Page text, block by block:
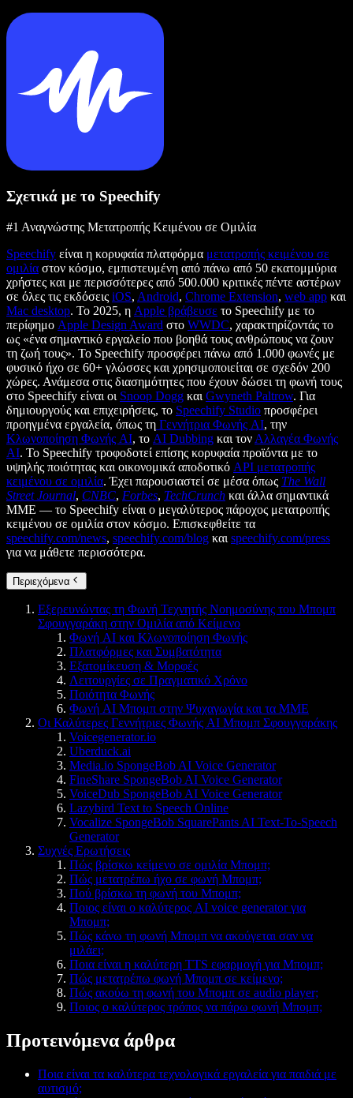
Σχετικά με το Speechify
#1 Αναγνώστης Μετατροπής Κειμένου σε Ομιλία
Speechify είναι η κορυφαία πλατφόρμα μετατροπής κειμένου σε
ομιλία στον κόσμο, εμπιστευμένη από πάνω από 50 εκατομμύρια
χρήστες και με περισσότερες από 500.000 κριτικές πέντε αστέρων
σε όλες τις εκδόσεις iOS, Android, Chrome Extension, web app και
Mac desktop. Το 2025, η Apple βράβευσε το Speechify με το
περίφημο Apple Design Award στο WWDC, χαρακτηρίζοντάς το
ως «ένα σημαντικό εργαλείο που βοηθά τους ανθρώπους να ζουν
τη ζωή τους». Το Speechify προσφέρει πάνω από 1.000 φωνές με
φυσικό ήχο σε 60+ γλώσσες και χρησιμοποιείται σε σχεδόν 200
χώρες. Ανάμεσα στις διασημότητες που έχουν δώσει τη φωνή τους
στο Speechify είναι οι Snoop Dogg και Gwyneth Paltrow. Για
δημιουργούς και επιχειρήσεις, το Speechify Studio προσφέρει
προηγμένα εργαλεία, όπως τη Γεννήτρια Φωνής AI, την
Κλωνοποίηση Φωνής AI, το AI Dubbing και τον Αλλαγέα Φωνής
AI. Το Speechify τροφοδοτεί επίσης κορυφαία προϊόντα με το
υψηλής ποιότητας και οικονομικά αποδοτικό API μετατροπής
κειμένου σε ομιλία. Έχει παρουσιαστεί σε μέσα όπως The Wall
Street Journal, CNBC, Forbes, TechCrunch και άλλα σημαντικά
ΜΜΕ — το Speechify είναι ο μεγαλύτερος πάροχος μετατροπής
κειμένου σε ομιλία στον κόσμο. Επισκεφθείτε τα
speechify.com/news, speechify.com/blog και speechify.com/press
για να μάθετε περισσότερα.
Περιεχόμενα
Εξερευνώντας τη Φωνή Τεχνητής Νοημοσύνης του Μπομπ
Σφουγγαράκη στην Ομιλία από Κείμενο
Φωνή AI και Κλωνοποίηση Φωνής
Πλατφόρμες και Συμβατότητα
Εξατομίκευση & Μορφές
Λειτουργίες σε Πραγματικό Χρόνο
Ποιότητα Φωνής
Φωνή AI Μπομπ στην Ψυχαγωγία και τα ΜΜΕ
Οι Καλύτερες Γεννήτριες Φωνής AI Μπομπ Σφουγγαράκης
Voicegenerator.io
Uberduck.ai
Media.io SpongeBob AI Voice Generator
FineShare SpongeBob AI Voice Generator
VoiceDub SpongeBob AI Voice Generator
Lazybird Text to Speech Online
Vocalize SpongeBob SquarePants AI Text-To-Speech
Generator
Συχνές Ερωτήσεις
Πώς βρίσκω κείμενο σε ομιλία Μπομπ;
Πώς μετατρέπω ήχο σε φωνή Μπομπ;
Πού βρίσκω τη φωνή του Μπομπ;
Ποιος είναι ο καλύτερος AI voice generator για
Μπομπ;
Πώς κάνω τη φωνή Μπομπ να ακούγεται σαν να
μιλάει;
Ποια είναι η καλύτερη TTS εφαρμογή για Μπομπ;
Πώς μετατρέπω φωνή Μπομπ σε κείμενο;
Πώς ακούω τη φωνή του Μπομπ σε audio player;
Ποιος ο καλύτερος τρόπος να πάρω φωνή Μπομπ;
Προτεινόμενα άρθρα
Ποια είναι τα καλύτερα τεχνολογικά εργαλεία για παιδιά με
αυτισμό;